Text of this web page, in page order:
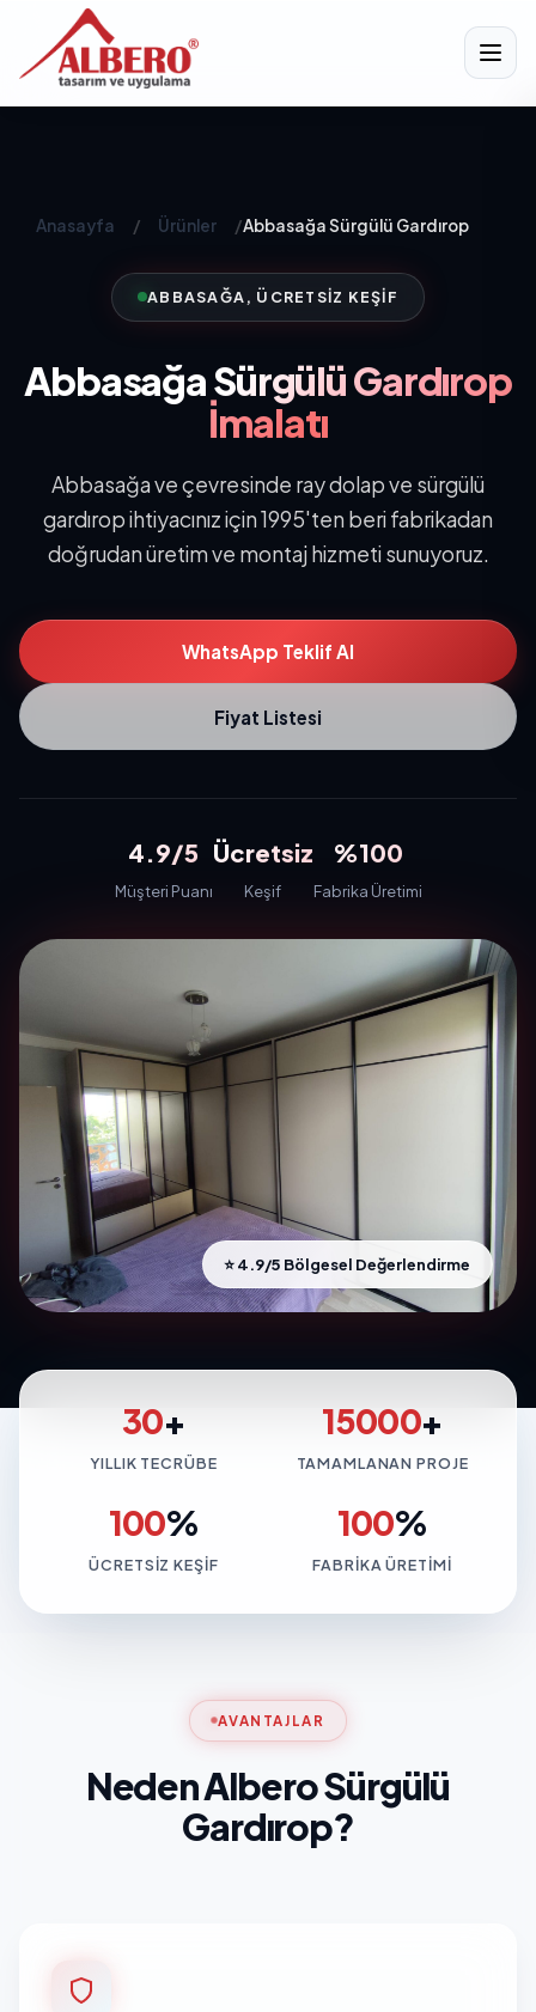
Anasayfa / Ürünler /Abbasağa Sürgülü Gardırop
ABBASAĞA, ÜCRETSIZ KEŞIF
AbbasağaSürgülü Gardırop
İmalatı
Abbasağa ve çevresinde ray dolap ve sürgülü
gardırop ihtiyacınız için 1995'ten beri fabrikadan
doğrudan üretim ve montaj hizmeti sunuyoruz.
WhatsApp Teklif Al
Fiyat Listesi
4.9/5
Müşteri Puanı
Ücretsiz
Keşif
%100
Fabrika Üretimi
⭐ 4.9/5 Bölgesel Değerlendirme
30+
YILLIK TECRÜBE
15000+
TAMAMLANAN PROJE
100%
ÜCRETSIZ KEŞIF
100%
FABRIKA ÜRETIMI
AVANTAJLAR
Neden Albero Sürgülü
Gardırop?